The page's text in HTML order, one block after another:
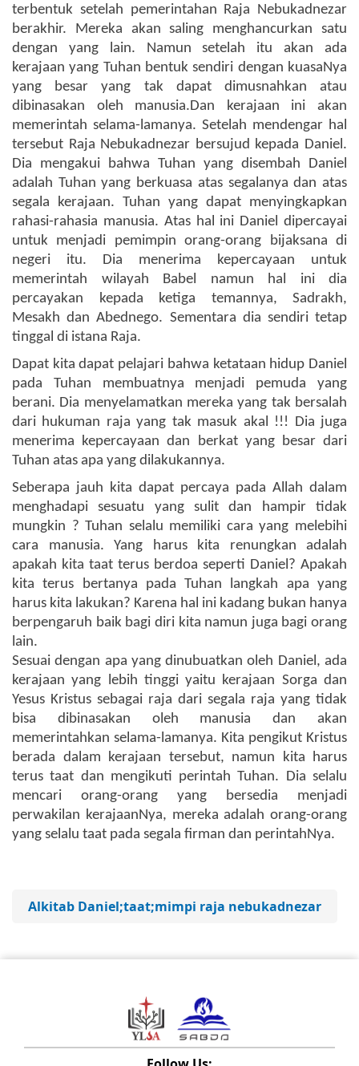
terbentuk setelah pemerintahan Raja Nebukadnezar
berakhir. Mereka akan saling menghancurkan satu
dengan yang lain. Namun setelah itu akan ada
kerajaan yang Tuhan bentuk sendiri dengan kuasaNya
yang besar yang tak dapat dimusnahkan atau
dibinasakan oleh manusia.Dan kerajaan ini akan
memerintah selama-lamanya. Setelah mendengar hal
tersebut Raja Nebukadnezar bersujud kepada Daniel.
Dia mengakui bahwa Tuhan yang disembah Daniel
adalah Tuhan yang berkuasa atas segalanya dan atas
segala kerajaan. Tuhan yang dapat menyingkapkan
rahasi-rahasia manusia. Atas hal ini Daniel dipercayai
untuk menjadi pemimpin orang-orang bijaksana di
negeri itu. Dia menerima kepercayaan untuk
memerintah wilayah Babel namun hal ini dia
percayakan kepada ketiga temannya, Sadrakh,
Mesakh dan Abednego. Sementara dia sendiri tetap
tinggal di istana Raja.
Dapat kita dapat pelajari bahwa ketataan hidup Daniel
pada Tuhan membuatnya menjadi pemuda yang
berani. Dia menyelamatkan mereka yang tak bersalah
dari hukuman raja yang tak masuk akal !!! Dia juga
menerima kepercayaan dan berkat yang besar dari
Tuhan atas apa yang dilakukannya.
Seberapa jauh kita dapat percaya pada Allah dalam
menghadapi sesuatu yang sulit dan hampir tidak
mungkin ? Tuhan selalu memiliki cara yang melebihi
cara manusia. Yang harus kita renungkan adalah
apakah kita taat terus berdoa seperti Daniel? Apakah
kita terus bertanya pada Tuhan langkah apa yang
harus kita lakukan? Karena hal ini kadang bukan hanya
berpengaruh baik bagi diri kita namun juga bagi orang
lain.
Sesuai dengan apa yang dinubuatkan oleh Daniel, ada
kerajaan yang lebih tinggi yaitu kerajaan Sorga dan
Yesus Kristus sebagai raja dari segala raja yang tidak
bisa dibinasakan oleh manusia dan akan
memerintahkan selama-lamanya. Kita pengikut Kristus
berada dalam kerajaan tersebut, namun kita harus
terus taat dan mengikuti perintah Tuhan. Dia selalu
mencari orang-orang yang bersedia menjadi
perwakilan kerajaanNya, mereka adalah orang-orang
yang selalu taat pada segala firman dan perintahNya.
Alkitab Daniel;taat;mimpi raja nebukadnezar